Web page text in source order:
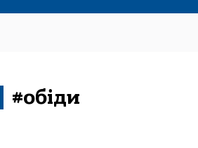
#обіди